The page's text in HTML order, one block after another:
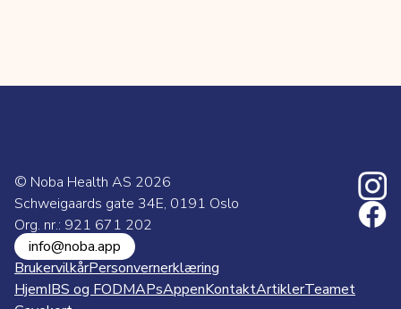
© Noba Health AS 2026
Schweigaards gate 34E, 0191 Oslo
Org. nr.: 921 671 202
info@noba.app
BrukervilkårPersonvernerklæring
HjemIBS og FODMAPsAppenKontaktArtiklerTeamet